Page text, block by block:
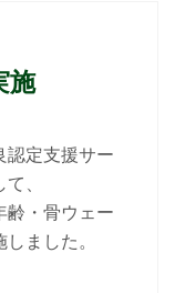
施
認定支援サー
、
齢・骨ウェー
ました。